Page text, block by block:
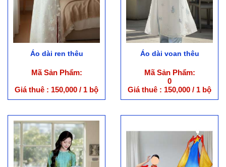
Áo dài ren thêu
Mã Sản Phẩm:
Giá thuê : 150,000 / 1 bộ
Áo dài voan thêu
Mã Sản Phẩm:
0
Giá thuê : 150,000 / 1 bộ